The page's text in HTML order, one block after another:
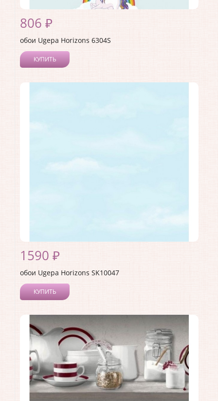
806 ₽
обои Ugepa Horizons 6304S
КУПИТЬ
Коллекция:Horizons
1590 ₽
обои Ugepa Horizons SK10047
КУПИТЬ
Коллекция:Horizons
Длина рулона:10.05
Ширина рулона:0.53
Материал покрытия:Виниловое
Страна:Франция
Материал основы:Флизелин
Раппорт:<>